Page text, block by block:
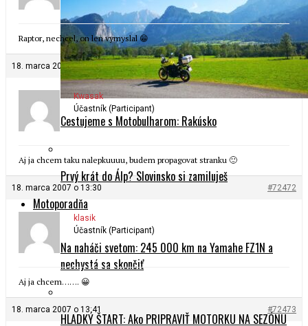
Cestujeme s Motobulharom: Rakúsko
Prvý krát do Álp? Slovinsko si zamiluješ
Motoporadňa
Na naháči svetom: 245 000 km na Yamahe FZ1N a
nechystá sa skončiť
HLADKÝ ŠTART: Ako PRIPRAVIŤ MOTORKU NA SEZÓNU
Raptor, nechcel, on len vymyslal 😁
18. marca 2007 o 13:06
Kwasak
Účastník (Participant)
Aj ja chcem taku nalepkuuuu, budem propagovat stranku 🙂
18. marca 2007 o 13:30 #72472
klasik
Účastník (Participant)
Aj ja chcem……. 😀
18. marca 2007 o 13:41 #72473